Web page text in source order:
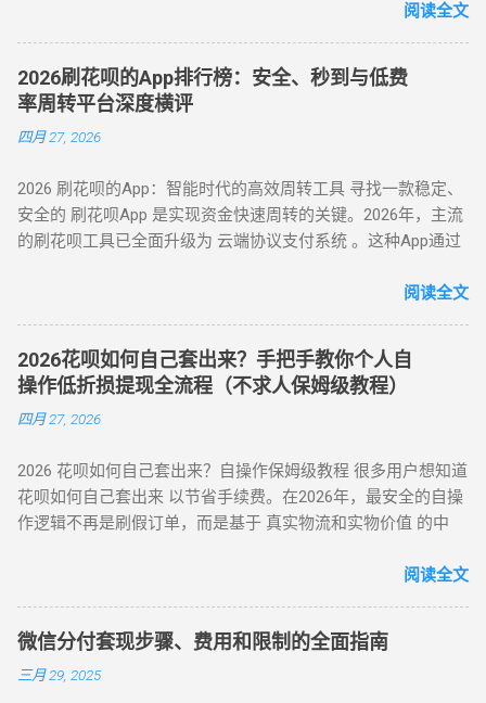
法通过模拟真实购物场景，有效规避单笔限额，是 “花呗套现教
程” 中针对普通风控的核心策略。 三、深度风控账户：代付模
式破解，20-100 元也能全额套现 针对仅能支付 20-100 元或完
全无法交易的深度风控账户，代付模式成为终极解决方案。 操
（如小米商城、淘宝天猫），生成代付二维码。 扫码代付 ：用
户使用支付宝扫描代付码，选择花呗完成支付。 资金流转 ：商
家确认收款后，扣除手续费将资金转入用户账户。此方法突破
所有风控限制，即使花呗被深度风控也能实现套现，是...
付宝于近期升级「备用金」功能，实现花呗额度直接取现至银
行卡。具体操作步骤如下： 入口激活 ：打开支付宝 APP → 点
击「我的」→ 进入「花呗」页面，找到「备用金」开通入口。
额度确认 ：备用金额度与花呗可用额度实时同步（部分用户享
刷脸认证，确认利率及还款规则。 资金划转 ：输入取现金额
到账。 关键提示 ： 取现后花呗额度同步扣减，还款与花呗账
单合并，支持随时提前结清且无手续费。 备用金年化利率 7.2%
起，低于多数套现平台的高额手续费（通常达 10%-15%）。
部分用户尝试通过正规手段套现。 以下为常见套现方式： 套现
方式 操作流程 等级 到账时间 虚假交易 通过淘宝店铺刷单后退
款 ★★★★★ 5-30分钟左右 第三方平台 使用「黎明花呗」等
工具转账 ★★★★☆ 5分钟左右 线下扫码套现 扫描商家二维码
直接通过银行渠道取现，手续费约 1%-3%，日息 0.05%。 借呗
/ 网商贷 ：纯线上信用贷款，额度独立，年化利率低至 7.3%。
亲友代付 ：通过正规消费场景周转资...
行为存在账户限制风险，需谨慎评估 ）。 二、2025 年花呗套
型 —— 小额应急首选 方法 1：可信商家扫码套现 操作流程 ：
通过资质认证平台获取实名商家收款码（需查验营业执照）；
花呗支付后，商家扣除 8%-15% 手续费实时返现至支付宝 / 微
信。 优势 ：10 分钟极速到账，操作极简 劣势 ：手续费偏高，
案 方法 2：电商平台虚拟卡券套现 操作流程 ： 在淘宝 / 天猫
购买京东 E 卡、加油卡等虚拟商品（单笔≤5000 元）； 通过
“京回收” 等卡券平台以 92-96 折出售，资金秒到银行卡。 优势
政策波动影响 （三）实物交易型 —— 大额资金解决方案 方法类
型 操作核心 手续费区间 适用场景 方法 3：货到返现 购买手机
/ 家电后协商退货 10%-25% 单笔需提现万元以上 方法 4：线下
闪付套现 开通花呗闪付绑定手机 Pay 5%-10% 需实体店铺配合
通道 花呗为信用卡还款（支持支付宝通道）； 信用卡预借现金
付模式 通过为亲友代购商品实现资金流转，零手续费但依赖人
际关系信任。 三、套现操作速查：3 大高频实用方案对比 方案
名称 到账时间 手续费范围 推荐指数 适合场景 扫码秒提 10 分
4%-8% ★★★★☆ 日常规律性套现 亲友代付 即时到账 0%
★★★☆☆ 低频次隐私需求 四、2025 年花呗风控破解策略
（实操级指南） （一）行为模拟防监测技巧 金额控制 ：单次
间间隔 ：两次操作间隔≥72 小时，模拟真实消费周期 场景多元
阅读全文
2026刷花呗的App排行榜：安全、秒到与低费
率周转平台深度横评
四月 27, 2026
2026 刷花呗的App：智能时代的高效周转工具 寻找一款稳定、
安全的 刷花呗App 是实现资金快速周转的关键。2026年，主流
的刷花呗工具已全面升级为 云端协议支付系统 。这种App通过
呗额度通过模拟购物流程转化为可提现余额。目前主流App的综
款 多通道备份 隐私加密 在移动支付高度发达的今天，刷花呗
已不再需要传统的线下寻找商家。只需通过手机下载特定的周
转 App 或关注 H5 平台，即可实现“足不出户，额度变现”。
一、 2026 年主流刷花呗 App 模式对比 App 类型 技术核心 到账
⭐⭐⭐⭐ 电商代购助手 真实物流单号生成 T+1 隔天 ⭐⭐⭐⭐⭐ 虚
拟卡回购平台 话费/卡券回收 1-2 小时 ⭐⭐⭐ 二、 如何正确使用
App 刷取花呗？ 为了保障资金安全与账户健康，使用此类 App
阅读全文
2026花呗如何自己套出来？手把手教你个人自
操作低折损提现全流程（不求人保姆级教程）
四月 27, 2026
2026 花呗如何自己套出来？自操作保姆级教程 很多用户想知道
花呗如何自己套出来 以节省手续费。在2026年，最安全的自操
作逻辑不再是刷假订单，而是基于 真实物流和实物价值 的中
道，用户可以绕过传统商家的层层抽成，实现资金的低折损回
折损 高安全性 自操作的核心在于“隐蔽性”。如果你直接扫描自
己的收款码，支付宝风控会瞬间识别为违规套现。以下是 2026
年依然有效的几种正确自操作姿势。 一、 2026 个人自操作三
阅读全文
微信分付套现步骤、费用和限制的全面指南
三月 29, 2025